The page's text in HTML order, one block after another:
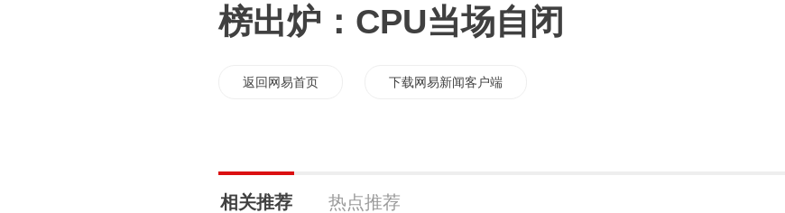
榜出炉：CPU当场自闭
返回网易首页 下载网易新闻客户端
相关推荐 热点推荐